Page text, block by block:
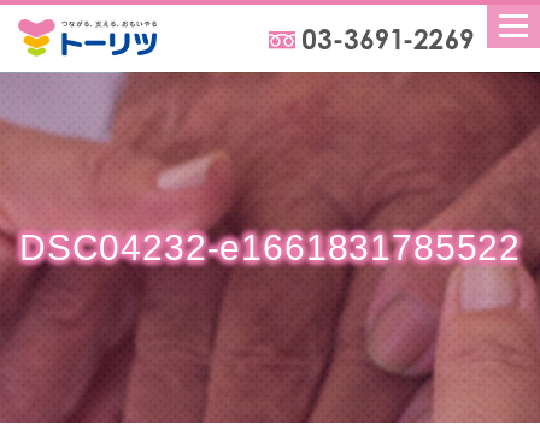
DSC04232-e1661831785522